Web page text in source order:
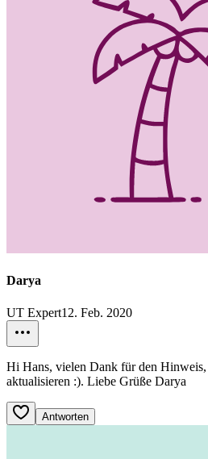
Darya
UT Expert12. Feb. 2020
Hi Hans, vielen Dank für den
aktualisieren :). Liebe Grüße Darya
Antworten